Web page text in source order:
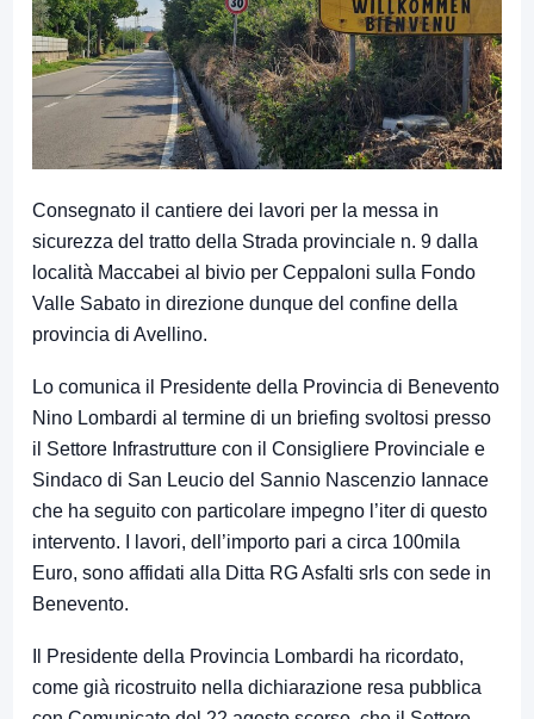
Consegnato il cantiere dei lavori per la messa in
sicurezza del tratto della Strada provinciale n. 9 dalla
località Maccabei al bivio per Ceppaloni sulla Fondo
Valle Sabato in direzione dunque del confine della
provincia di Avellino.
Lo comunica il Presidente della Provincia di Benevento
Nino Lombardi al termine di un briefing svoltosi presso
il Settore Infrastrutture con il Consigliere Provinciale e
Sindaco di San Leucio del Sannio Nascenzio Iannace
che ha seguito con particolare impegno l’iter di questo
intervento. I lavori, dell’importo pari a circa 100mila
Euro, sono affidati alla Ditta RG Asfalti srls con sede in
Benevento.
Il Presidente della Provincia Lombardi ha ricordato,
come già ricostruito nella dichiarazione resa pubblica